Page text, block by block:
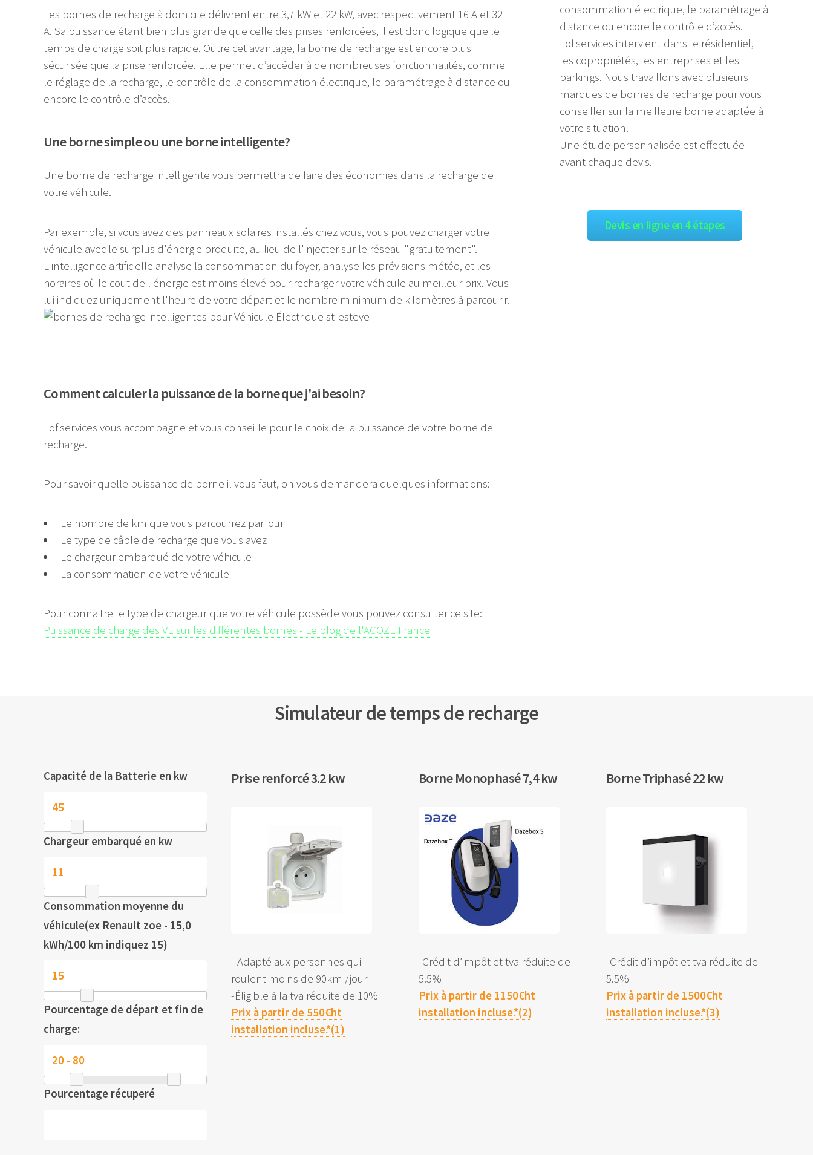
Les bornes de recharge à domicile délivrent entre 3,7 kW et 22 kW, avec respectivement 16 A et 32
A. Sa puissance étant bien plus grande que celle des prises renforcées, il est donc logique que le
temps de charge soit plus rapide. Outre cet avantage, la borne de recharge est encore plus
sécurisée que la prise renforcée. Elle permet d’accéder à de nombreuses fonctionnalités, comme
le réglage de la recharge, le contrôle de la consommation électrique, le paramétrage à distance ou
encore le contrôle d’accès.
Une borne simple ou une borne intelligente?
Une borne de recharge intelligente vous permettra de faire des économies dans la recharge de
votre véhicule.
Par exemple, si vous avez des panneaux solaires installés chez vous, vous pouvez charger votre
véhicule avec le surplus d'énergie produite, au lieu de l'injecter sur le réseau "gratuitement".
L'intelligence artificielle analyse la consommation du foyer, analyse les prévisions météo, et les
horaires où le cout de l'énergie est moins élevé pour recharger votre véhicule au meilleur prix. Vous
lui indiquez uniquement l'heure de votre départ et le nombre minimum de kilomètres à parcourir.
Comment calculer la puissance de la borne que j'ai besoin?
Lofiservices vous accompagne et vous conseille pour le choix de la puissance de votre borne de
recharge.
Pour savoir quelle puissance de borne il vous faut, on vous demandera quelques informations:
Le nombre de km que vous parcourrez par jour
Le type de câble de recharge que vous avez
Le chargeur embarqué de votre véhicule
La consommation de votre véhicule
Pour connaitre le type de chargeur que votre véhicule possède vous pouvez consulter ce site:
Puissance de charge des VE sur les différentes bornes - Le blog de l'ACOZE France
consommation électrique, le paramétrage à
distance ou encore le contrôle d’accès.
Lofiservices intervient dans le résidentiel,
les copropriétés, les entreprises et les
parkings. Nous travaillons avec plusieurs
marques de bornes de recharge pour vous
conseiller sur la meilleure borne adaptée à
votre situation.
Une étude personnalisée est effectuée
avant chaque devis.
Devis en ligne en 4 étapes
Simulateur de temps de recharge
Capacité de la Batterie en kw
Chargeur embarqué en kw
Consommation moyenne du
véhicule(ex Renault zoe - 15,0
kWh/100 km indiquez 15)
Pourcentage de départ et fin de
charge:
Pourcentage récuperé
Prise renforcé 3.2 kw
- Adapté aux personnes qui
roulent moins de 90km /jour
-Éligible à la tva réduite de 10%
Prix à partir de 550€ht
installation incluse.*(1)
Borne Monophasé 7,4 kw
-Crédit d’impôt et tva réduite de
5.5%
Prix à partir de 1150€ht
installation incluse.*(2)
Borne Triphasé 22 kw
-Crédit d’impôt et tva réduite de
5.5%
Prix à partir de 1500€ht
installation incluse.*(3)